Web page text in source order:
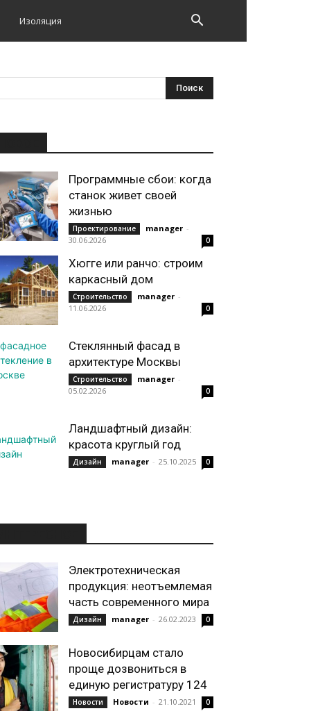
Изоляция
Программные сбои: когда
станок живет своей
жизнью
Проектирование manager -
30.06.2026
0
Хюгге или ранчо: строим
каркасный дом
Строительство manager -
11.06.2026
0
Стеклянный фасад в
архитектуре Москвы
Строительство manager -
05.02.2026
0
Ландшафтный дизайн:
красота круглый год
Дизайн manager - 25.10.2025 0
Электротехническая
продукция: неотъемлемая
часть современного мира
Дизайн manager - 26.02.2023 0
Новосибирцам стало
проще дозвониться в
единую регистратуру 124
Новости Новости - 21.10.2021 0